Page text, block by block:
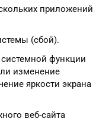
приложений
(сбой).
функции
изменение
яркости экрана
веб-сайта